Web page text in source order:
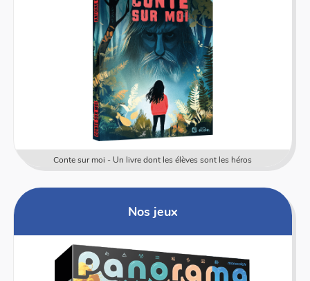
Conte sur moi - Un livre dont les élèves sont les héros
Nos jeux